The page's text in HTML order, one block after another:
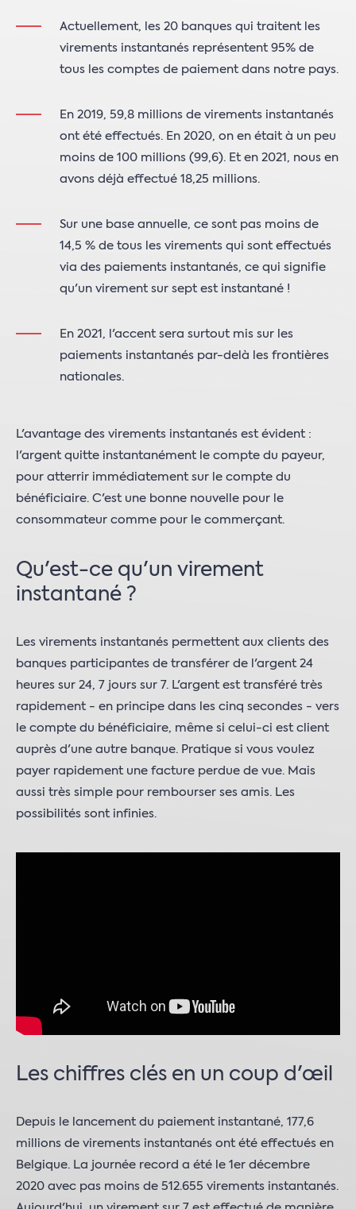
Actuellement, les 20 banques qui traitent les
virements instantanés représentent 95% de
tous les comptes de paiement dans notre pays.
En 2019, 59,8 millions de virements instantanés
ont été effectués. En 2020, on en était à un peu
moins de 100 millions (99,6). Et en 2021, nous en
avons déjà effectué 18,25 millions.
Sur une base annuelle, ce sont pas moins de
14,5 % de tous les virements qui sont effectués
via des paiements instantanés, ce qui signifie
qu'un virement sur sept est instantané !
En 2021, l'accent sera surtout mis sur les
paiements instantanés par-delà les frontières
nationales.
L'avantage des virements instantanés est évident :
l'argent quitte instantanément le compte du payeur,
pour atterrir immédiatement sur le compte du
bénéficiaire. C'est une bonne nouvelle pour le
consommateur comme pour le commerçant.
Qu'est-ce qu'un virement
instantané ?
Les virements instantanés permettent aux clients des
banques participantes de transférer de l'argent 24
heures sur 24, 7 jours sur 7. L'argent est transféré très
rapidement - en principe dans les cinq secondes - vers
le compte du bénéficiaire, même si celui-ci est client
auprès d'une autre banque. Pratique si vous voulez
payer rapidement une facture perdue de vue. Mais
aussi très simple pour rembourser ses amis. Les
possibilités sont infinies.
Les chiffres clés en un coup d'œil
Depuis le lancement du paiement instantané, 177,6
millions de virements instantanés ont été effectués en
Belgique. La journée record a été le 1er décembre
2020 avec pas moins de 512.655 virements instantanés.